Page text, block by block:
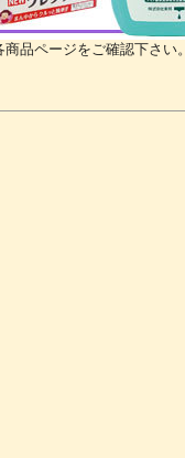
品ページをご確認下さい。